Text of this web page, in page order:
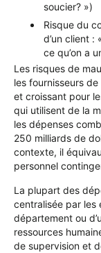
soucier? »)
Risque du
d’un client :
ce qu’on a
Les risques de
les fournisseurs
et croissant pour
qui utilisent de la
les dépenses
250 milliards de
contexte, il
personnel
La plupart des
centralisée par les
département ou
ressources
de supervision et